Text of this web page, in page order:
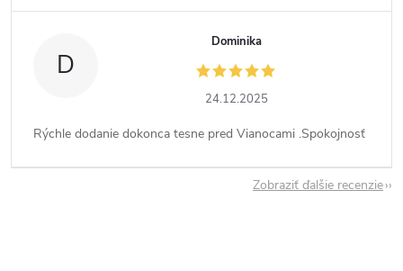
D
Dominika
24.12.2025
Rýchle dodanie dokonca tesne pred Vianocami .Spokojnosť
Zobraziť ďalšie recenzie